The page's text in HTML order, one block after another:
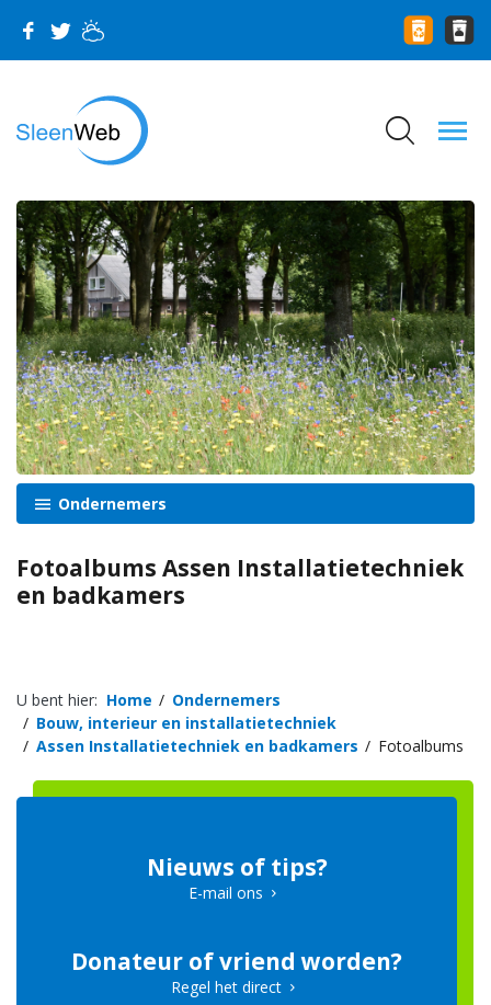
Ondernemers
Fotoalbums Assen Installatietechniek
en badkamers
U bent hier: Home
Ondernemers
Bouw, interieur en installatietechniek
Assen Installatietechniek en badkamers
Fotoalbums
Nieuws of tips?
E-mail ons
Donateur of vriend worden?
Regel het direct